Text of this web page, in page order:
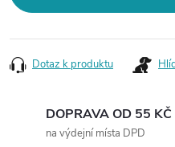
Dotaz k produktu
DOPRAVA OD 55 KČ
na výdejní místa DPD